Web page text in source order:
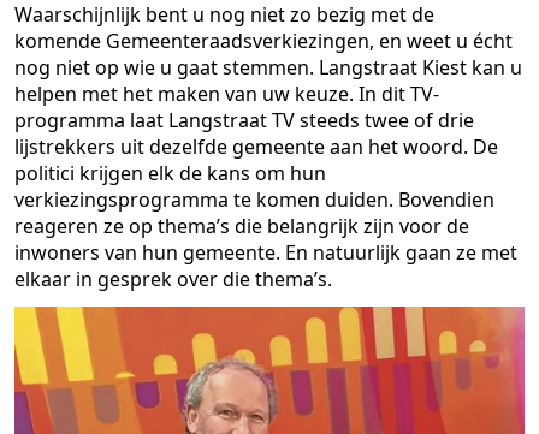
Waarschijnlijk bent u nog niet zo bezig met de
komende Gemeenteraadsverkiezingen, en weet u écht
nog niet op wie u gaat stemmen. Langstraat Kiest kan u
helpen met het maken van uw keuze. In dit TV-
programma laat Langstraat TV steeds twee of drie
lijstrekkers uit dezelfde gemeente aan het woord. De
politici krijgen elk de kans om hun
verkiezingsprogramma te komen duiden. Bovendien
reageren ze op thema’s die belangrijk zijn voor de
inwoners van hun gemeente. En natuurlijk gaan ze met
elkaar in gesprek over die thema’s.